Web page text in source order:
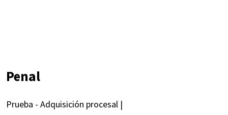
Penal
Prueba - Adquisición procesal |